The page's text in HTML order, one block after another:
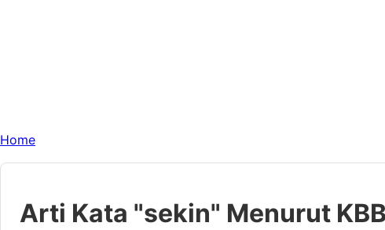
Home
Arti Kata "sekin" Menurut